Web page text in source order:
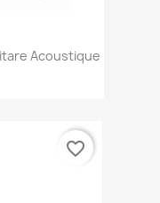
Acoustique
favorite_border